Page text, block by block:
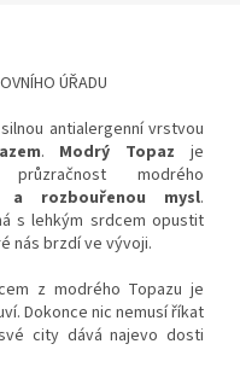
antialergenní vrstvou
. Modrý Topaz
je
modrého
a rozbouřenou mysl.
s lehkým srdcem opustit
nás brzdí ve vývoji.
z modrého Topazu je
Dokonce nic nemusí říkat
city dává najevo dosti